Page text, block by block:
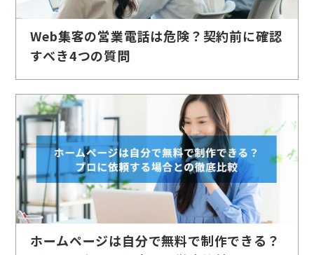
Web集客の営業電話は危険？契約前に確認
すべき4つの質問
ホームページは自分で無料で制作できる？